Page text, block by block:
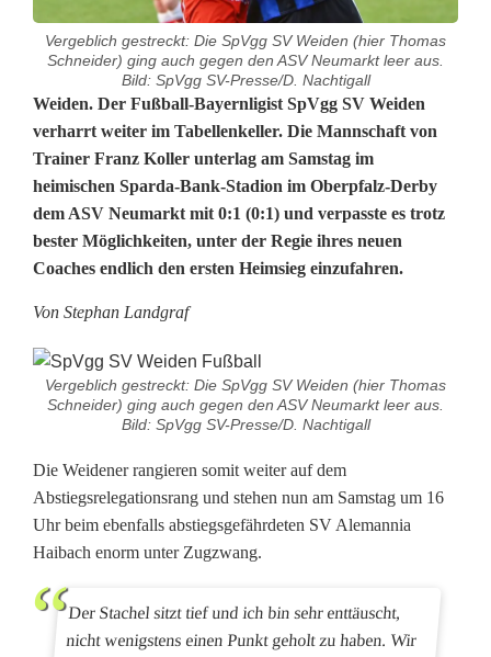
Vergeblich gestreckt: Die SpVgg SV Weiden (hier Thomas
Schneider) ging auch gegen den ASV Neumarkt leer aus.
Bild: SpVgg SV-Presse/D. Nachtigall
D
i
e
L
u
f
t
r
d
i
e
Weiden. Der Fußball-Bayernligist SpVgg SV Weiden
verharrt weiter im Tabellenkeller. Die Mannschaft von
Trainer Franz Koller unterlag am Samstag im
heimischen Sparda-Bank-Stadion im Oberpfalz-Derby
dem ASV Neumarkt mit 0:1 (0:1) und verpasste es trotz
bester Möglichkeiten, unter der Regie ihres neuen
Coaches endlich den ersten Heimsieg einzufahren.
Von Stephan Landgraf
Vergeblich gestreckt: Die SpVgg SV Weiden (hier Thomas
Schneider) ging auch gegen den ASV Neumarkt leer aus.
Bild: SpVgg SV-Presse/D. Nachtigall
Die Weidener rangieren somit weiter auf dem
Abstiegsrelegationsrang und stehen nun am Samstag um 16
Uhr beim ebenfalls abstiegsgefährdeten SV Alemannia
Haibach enorm unter Zugzwang.
Der Stachel sitzt tief und ich bin sehr enttäuscht,
nicht wenigstens einen Punkt geholt zu haben. Wir